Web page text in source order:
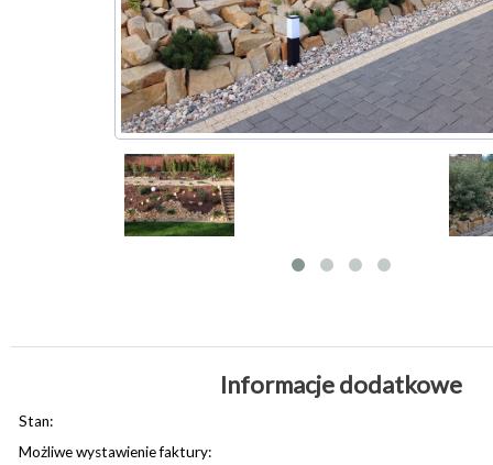
Informacje dodatkowe
Stan:
Możliwe wystawienie faktury: